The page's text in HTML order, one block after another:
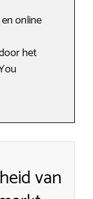
online
het
van